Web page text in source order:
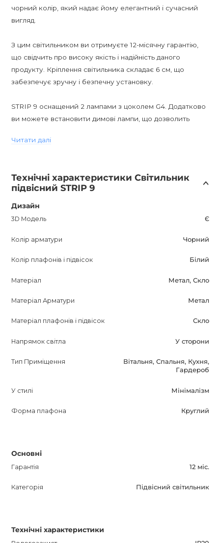
чорний колір, який надає йому елегантний і сучасний
вигляд.
З цим світильником ви отримуєте 12-місячну гарантію,
що свідчить про високу якість і надійність даного
продукту. Кріплення світильника складає 6 см, що
забезпечує зручну і безпечну установку.
STRIP 9 оснащений 2 лампами з цоколем G4. Додатково
ви можете встановити димові лампи, що дозволить
атмосферу в приміщенні.
підходящим для використання всередині приміщень, які
не піддаються впливу вологості. Він ідеально підходить
для вітальних, спалень або кабінетів.
надасть вашому інтер'єру елегантність і стиль. Його
інтер'єр і створить затишну атмосферу.
інтернет-магазині AnzAzo. Ми пропонуємо доставку по
унікальний світильник і додати стиль і елегантність у свій
Читати далі
Технічні характеристики Світильник
підвісний STRIP 9
Дизайн
3D Модель Є
Колір арматури Чорний
Колір плафонів і підвісок Білий
Матеріал Метал, Скло
Матеріал Арматури Метал
Матеріал плафонів і підвісок Скло
Напрямок світла У сторони
Тип Приміщення
Вітальня, Спальня, Кухня,
Гардероб
У стилі Мінімалізм
Форма плафона Круглий
Основні
Гарантія 12 міс.
Категорія Підвісний світильник
Технічні характеристики